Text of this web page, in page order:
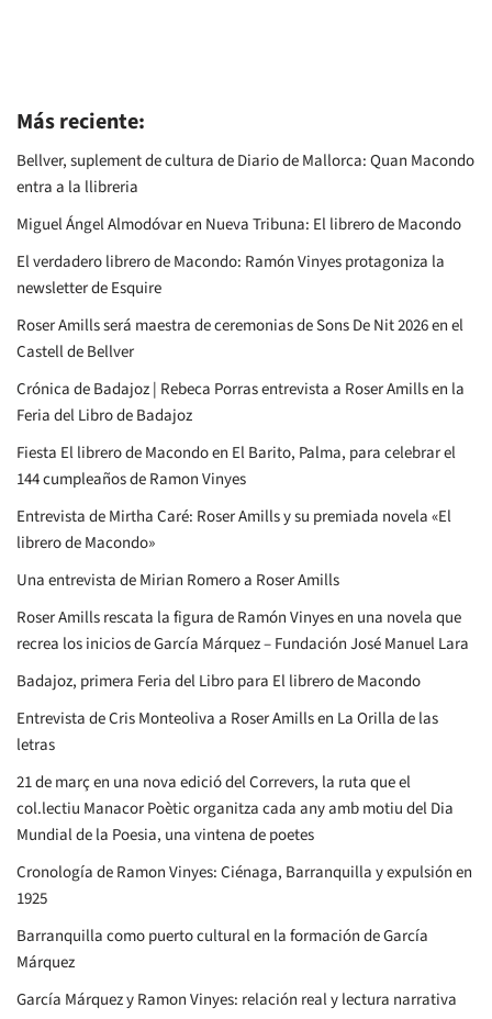
Más reciente:
Bellver, suplement de cultura de Diario de Mallorca: Quan Macondo
entra a la llibreria
Miguel Ángel Almodóvar en Nueva Tribuna: El librero de Macondo
El verdadero librero de Macondo: Ramón Vinyes protagoniza la
newsletter de Esquire
Roser Amills será maestra de ceremonias de Sons De Nit 2026 en el
Castell de Bellver
Crónica de Badajoz | Rebeca Porras entrevista a Roser Amills en la
Feria del Libro de Badajoz
Fiesta El librero de Macondo en El Barito, Palma, para celebrar el
144 cumpleaños de Ramon Vinyes
Entrevista de Mirtha Caré: Roser Amills y su premiada novela «El
librero de Macondo»
Una entrevista de Mirian Romero a Roser Amills
Roser Amills rescata la figura de Ramón Vinyes en una novela que
recrea los inicios de García Márquez – Fundación José Manuel Lara
Badajoz, primera Feria del Libro para El librero de Macondo
Entrevista de Cris Monteoliva a Roser Amills en La Orilla de las
letras
21 de març en una nova edició del Correvers, la ruta que el
col.lectiu Manacor Poètic organitza cada any amb motiu del Dia
Mundial de la Poesia, una vintena de poetes
Cronología de Ramon Vinyes: Ciénaga, Barranquilla y expulsión en
1925
Barranquilla como puerto cultural en la formación de García
Márquez
García Márquez y Ramon Vinyes: relación real y lectura narrativa